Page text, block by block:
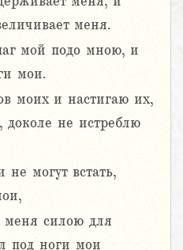
меня.
мой подо мною, и
мои.
моих и настигаю их,
доколе не истреблю
могут встать,
меня силою для
под ноги мои